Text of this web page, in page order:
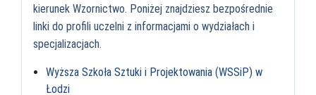
kierunek Wzornictwo. Poniżej znajdziesz bezpośrednie
linki do profili uczelni z informacjami o wydziałach i
specjalizacjach.
Wyższa Szkoła Sztuki i Projektowania (WSSiP) w
Łodzi